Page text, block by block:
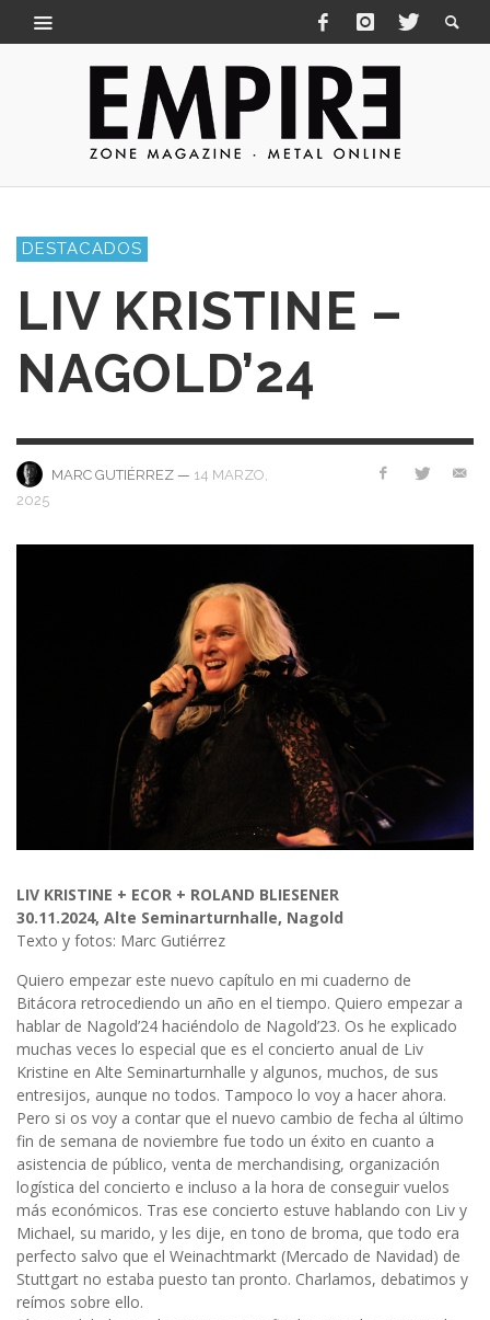
DESTACADOS
LIV KRISTINE –
NAGOLD’24
MARC GUTIÉRREZ — 14 MARZO,
2025
LIV KRISTINE + ECOR + ROLAND BLIESENER
30.11.2024, Alte Seminarturnhalle, Nagold
Texto y fotos: Marc Gutiérrez
Quiero empezar este nuevo capítulo en mi cuaderno de
Bitácora retrocediendo un año en el tiempo. Quiero empezar a
hablar de Nagold’24 haciéndolo de Nagold’23. Os he explicado
muchas veces lo especial que es el concierto anual de Liv
Kristine en Alte Seminarturnhalle y algunos, muchos, de sus
entresijos, aunque no todos. Tampoco lo voy a hacer ahora.
Pero si os voy a contar que el nuevo cambio de fecha al último
fin de semana de noviembre fue todo un éxito en cuanto a
asistencia de público, venta de merchandising, organización
logística del concierto e incluso a la hora de conseguir vuelos
más económicos. Tras ese concierto estuve hablando con Liv y
Michael, su marido, y les dije, en tono de broma, que todo era
perfecto salvo que el Weinachtmarkt (Mercado de Navidad) de
Stuttgart no estaba puesto tan pronto. Charlamos, debatimos y
reímos sobre ello.